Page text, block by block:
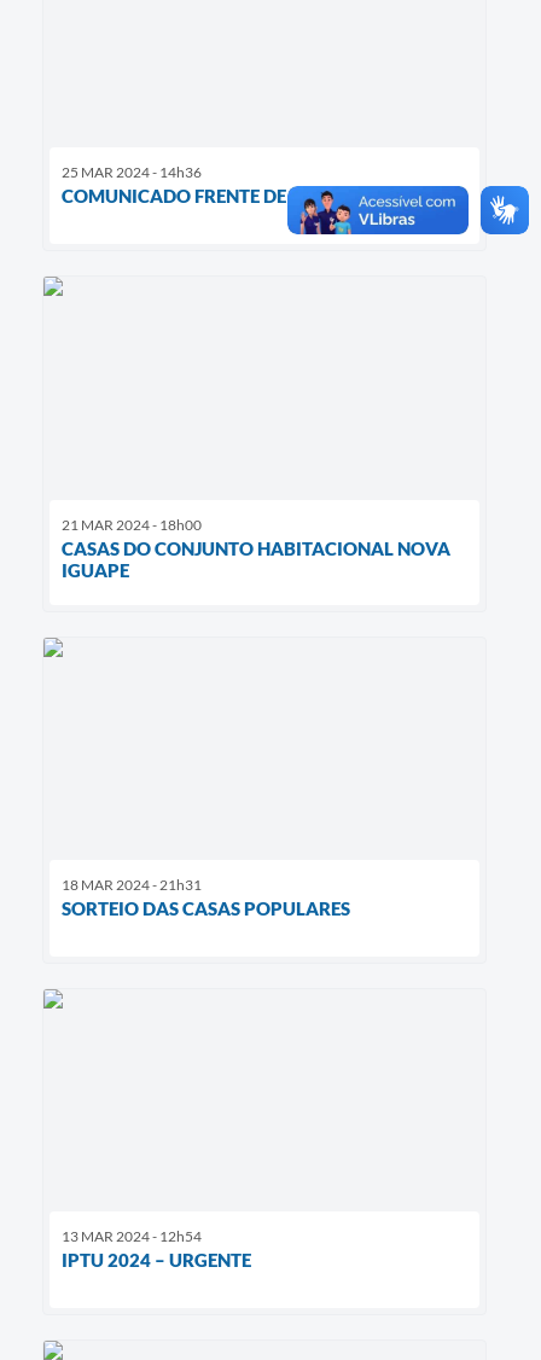
25 MAR 2024 - 14h36
COMUNICADO FRENTE DE TRABALHO
21 MAR 2024 - 18h00
CASAS DO CONJUNTO HABITACIONAL NOVA
IGUAPE
18 MAR 2024 - 21h31
SORTEIO DAS CASAS POPULARES
13 MAR 2024 - 12h54
IPTU 2024 – URGENTE